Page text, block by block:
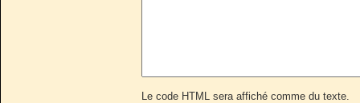
Le code HTML sera affiché comme du texte.